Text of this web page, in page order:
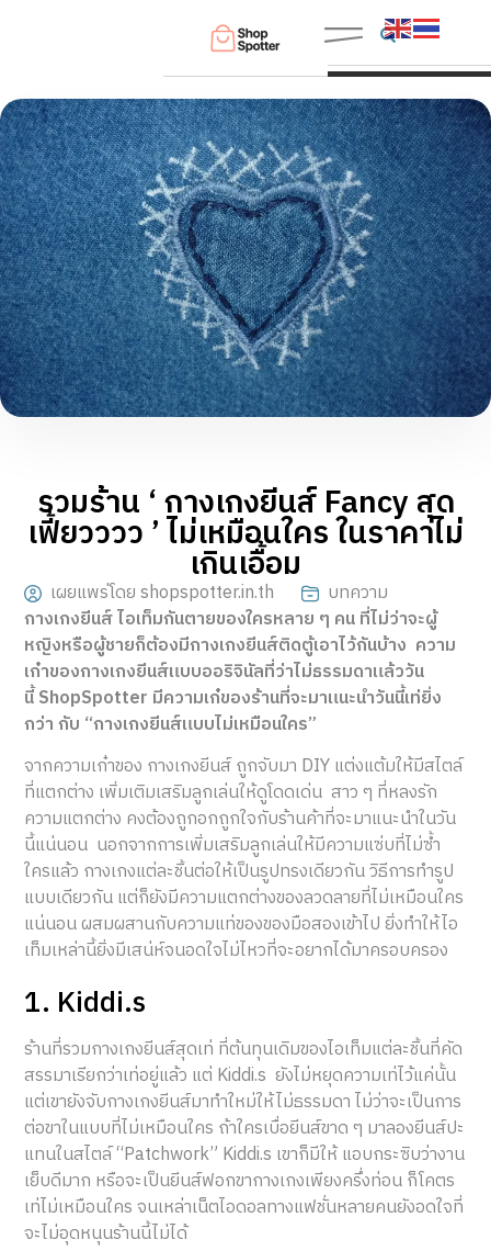
รวมร้าน ‘ กางเกงยีนส์ Fancy สุด
เฟี้ยวววว ’ ไม่เหมือนใคร ในราคาไม่
เกินเอื้อม
เผยแพร่โดย shopspotter.in.th
บทความ
กางเกงยีนส์ ไอเท็มกันตายของใครหลาย ๆ คน ที่ไม่ว่าจะผู้
หญิงหรือผู้ชายก็ต้องมีกางเกงยีนส์ติดตู้เอาไว้กันบ้าง ความ
เก๋าของกางเกงยีนส์แบบออริจินัลที่ว่าไม่ธรรมดาแล้ววัน
นี้ ShopSpotter มีความเก๋ของร้านที่จะมาแนะนำวันนี้เท่ยิ่ง
กว่า กับ “กางเกงยีนส์แบบไม่เหมือนใคร”
จากความเก๋าของ กางเกงยีนส์ ถูกจับมา DIY แต่งแต้มให้มีสไตล์
ที่แตกต่าง เพิ่มเติมเสริมลูกเล่นให้ดูโดดเด่น สาว ๆ ที่หลงรัก
ความแตกต่าง คงต้องถูกอกถูกใจกับร้านค้าที่จะมาแนะนำในวัน
นี้แน่นอน นอกจากการเพิ่มเสริมลูกเล่นให้มีความแซ่บที่ไม่ซ้ำ
ใครแล้ว กางเกงแต่ละชิ้นต่อให้เป็นรูปทรงเดียวกัน วิธีการทำรูป
แบบเดียวกัน แต่ก็ยังมีความแตกต่างของลวดลายที่ไม่เหมือนใคร
แน่นอน ผสมผสานกับความแท่ของของมือสองเข้าไป ยิ่งทำให้ไอ
เท็มเหล่านี้ยิ่งมีเสน่ห์จนอดใจไม่ไหวที่จะอยากได้มาครอบครอง
1. Kiddi.s
ร้านที่รวมกางเกงยีนส์สุดเท่ ที่ต้นทุนเดิมของไอเท็มแต่ละชิ้นที่คัด
สรรมาเรียกว่าเท่อยู่แล้ว แต่ Kiddi.s ยังไม่หยุดความเท่ไว้แค่นั้น
แต่เขายังจับกางเกงยีนส์มาทำใหม่ให้ไม่ธรรมดา ไม่ว่าจะเป็นการ
ต่อขาในแบบที่ไม่เหมือนใคร ถ้าใครเบื่อยีนส์ขาด ๆ มาลองยีนส์ปะ
แทนในสไตล์ “Patchwork” Kiddi.s เขาก็มีให้ แอบกระซิบว่างาน
เย็บดีมาก หรือจะเป็นยีนส์ฟอกขากางเกงเพียงครึ่งท่อน ก็โคตร
เท่ไม่เหมือนใคร จนเหล่าเน็ตไอดอลทางแฟชั่นหลายคนยังอดใจที่
จะไม่อุดหนุนร้านนี้ไม่ได้